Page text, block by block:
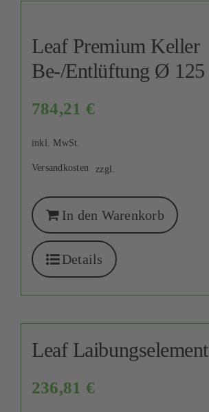
Leaf Premium Keller
Be-/Entlüftung Ø 125
784,21 €
inkl. MwSt.
zzgl.
Versandkosten
In den Warenkorb
Details
Leaf Laibungselement
236,81 €